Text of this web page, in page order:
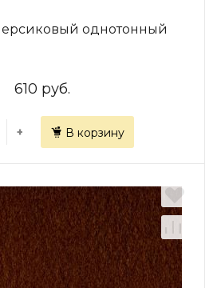
однотонный
610 руб.
+ В корзину